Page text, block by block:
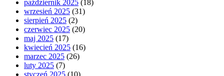
październik 2025 (18)
wrzesień 2025 (31)
sierpień 2025 (2)
czerwiec 2025 (20)
maj 2025 (17)
kwiecień 2025 (16)
marzec 2025 (26)
luty 2025 (7)
styczeń 2025 (10)